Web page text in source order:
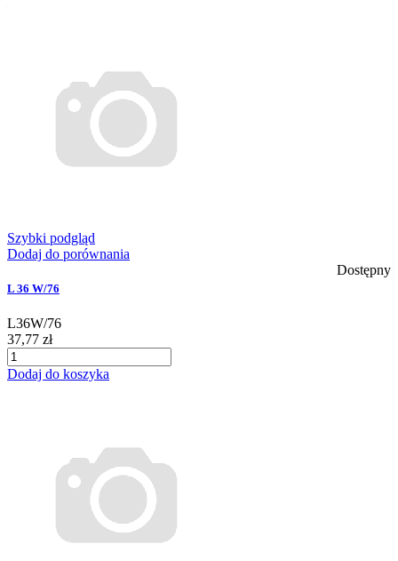
Szybki podgląd
Dodaj do porównania
Dostępny
L 36 W/76
L36W/76
37,77 zł
Dodaj do koszyka